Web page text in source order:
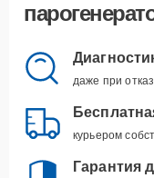
даже при
курьером
Гарантия